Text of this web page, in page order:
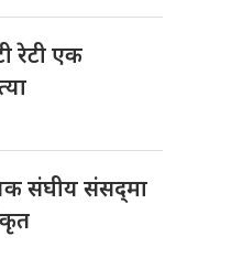
रेटी एक
संघीय संसद्‌मा